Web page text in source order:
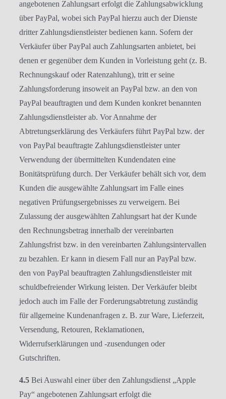
angebotenen Zahlungsart erfolgt die Zahlungsabwicklung
über PayPal, wobei sich PayPal hierzu auch der Dienste
dritter Zahlungsdienstleister bedienen kann. Sofern der
Verkäufer über PayPal auch Zahlungsarten anbietet, bei
denen er gegenüber dem Kunden in Vorleistung geht (z. B.
Rechnungskauf oder Ratenzahlung), tritt er seine
Zahlungsforderung insoweit an PayPal bzw. an den von
PayPal beauftragten und dem Kunden konkret benannten
Zahlungsdienstleister ab. Vor Annahme der
Abtretungserklärung des Verkäufers führt PayPal bzw. der
von PayPal beauftragte Zahlungsdienstleister unter
Verwendung der übermittelten Kundendaten eine
Bonitätsprüfung durch. Der Verkäufer behält sich vor, dem
Kunden die ausgewählte Zahlungsart im Falle eines
negativen Prüfungsergebnisses zu verweigern. Bei
Zulassung der ausgewählten Zahlungsart hat der Kunde
den Rechnungsbetrag innerhalb der vereinbarten
Zahlungsfrist bzw. in den vereinbarten Zahlungsintervallen
zu bezahlen. Er kann in diesem Fall nur an PayPal bzw.
den von PayPal beauftragten Zahlungsdienstleister mit
schuldbefreiender Wirkung leisten. Der Verkäufer bleibt
jedoch auch im Falle der Forderungsabtretung zuständig
für allgemeine Kundenanfragen z. B. zur Ware, Lieferzeit,
Versendung, Retouren, Reklamationen,
Widerrufserklärungen und -zusendungen oder
Gutschriften.
4.5 Bei Auswahl einer über den Zahlungsdienst „Apple
Pay“ angebotenen Zahlungsart erfolgt die